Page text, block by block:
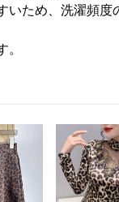
いため、洗濯頻